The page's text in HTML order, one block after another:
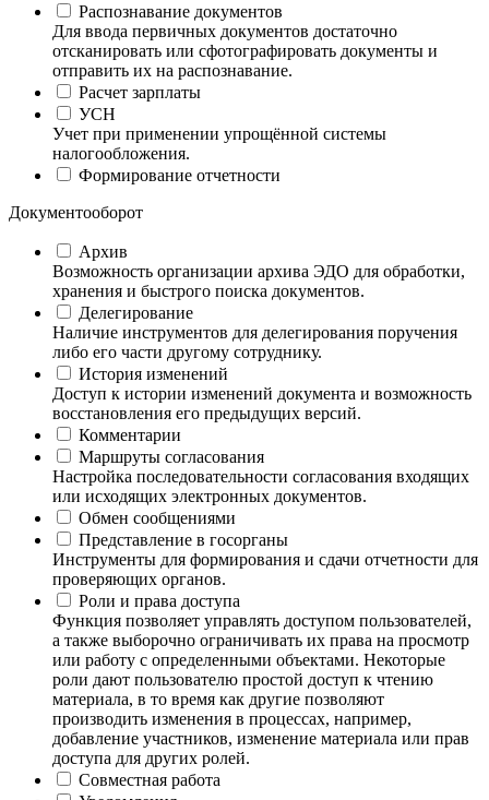
Распознавание документов
Для ввода первичных документов достаточно
отсканировать или сфотографировать документы и
отправить их на распознавание.
Расчет зарплаты
УСН
Учет при применении упрощённой системы
налогообложения.
Формирование отчетности
Документооборот
Архив
Возможность организации архива ЭДО для обработки,
хранения и быстрого поиска документов.
Делегирование
Наличие инструментов для делегирования поручения
либо его части другому сотруднику.
История изменений
Доступ к истории изменений документа и возможность
восстановления его предыдущих версий.
Комментарии
Маршруты согласования
Настройка последовательности согласования входящих
или исходящих электронных документов.
Обмен сообщениями
Представление в госорганы
Инструменты для формирования и сдачи отчетности для
проверяющих органов.
Роли и права доступа
Функция позволяет управлять доступом пользователей,
а также выборочно ограничивать их права на просмотр
или работу с определенными объектами. Некоторые
роли дают пользователю простой доступ к чтению
материала, в то время как другие позволяют
производить изменения в процессах, например,
добавление участников, изменение материала или прав
доступа для других ролей.
Совместная работа